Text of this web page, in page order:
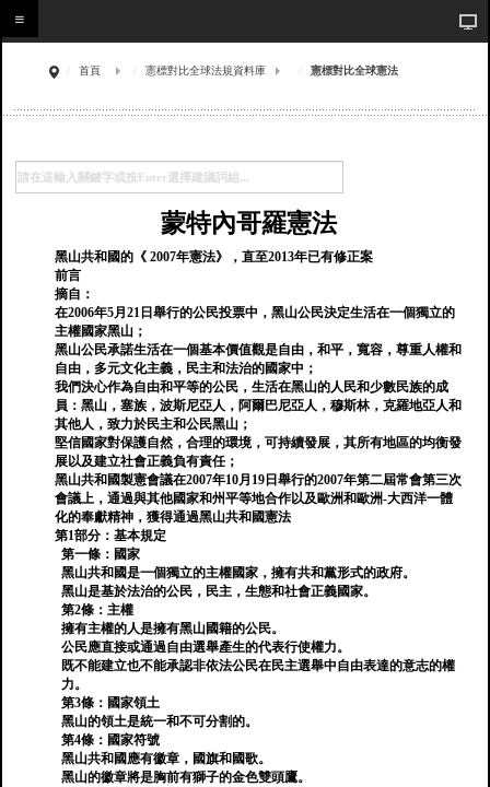
首頁 憲標對比全球法規資料庫 憲標對比全球憲法
蒙特內哥羅憲法
黑山共和國的《 2007年憲法》，直至2013年已有修正案
前言
摘自：
在2006年5月21日舉行的公民投票中，黑山公民決定生活在一個獨立的
主權國家黑山；
黑山公民承諾生活在一個基本價值觀是自由，和平，寬容，尊重人權和
自由，多元文化主義，民主和法治的國家中；
我們決心作為自由和平等的公民，生活在黑山的人民和少數民族的成
員：黑山，塞族，波斯尼亞人，阿爾巴尼亞人，穆斯林，克羅地亞人和
其他人，致力於民主和公民黑山；
堅信國家對保護自然，合理的環境，可持續發展，其所有地區的均衡發
展以及建立社會正義負有責任；
黑山共和國製憲會議在2007年10月19日舉行的2007年第二屆常會第三次
會議上，通過與其他國家和州平等地合作以及歐洲和歐洲-大西洋一體
化的奉獻精神，獲得通過黑山共和國憲法
第1部分：基本規定
第一條：國家
黑山共和國是一個獨立的主權國家，擁有共和黨形式的政府。
黑山是基於法治的公民，民主，生態和社會正義國家。
第2條：主權
擁有主權的人是擁有黑山國籍的公民。
公民應直接或通過自由選舉產生的代表行使權力。
既不能建立也不能承認非依法公民在民主選舉中自由表達的意志的權
力。
第3條：國家領土
黑山的領土是統一和不可分割的。
第4條：國家符號
黑山共和國應有徽章，國旗和國歌。
黑山的徽章將是胸前有獅子的金色雙頭鷹。